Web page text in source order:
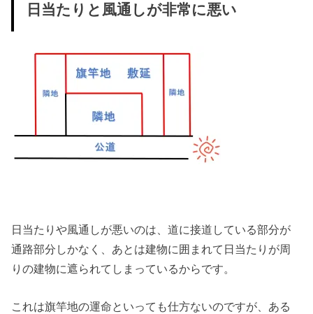
日当たりと風通しが非常に悪い
日当たりや風通しが悪いのは、道に接道している部分が
通路部分しかなく、あとは建物に囲まれて日当たりが周
りの建物に遮られてしまっているからです。
これは旗竿地の運命といっても仕方ないのですが、ある